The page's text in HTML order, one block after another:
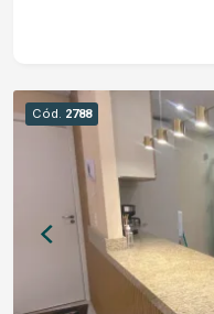
Cód. 2788